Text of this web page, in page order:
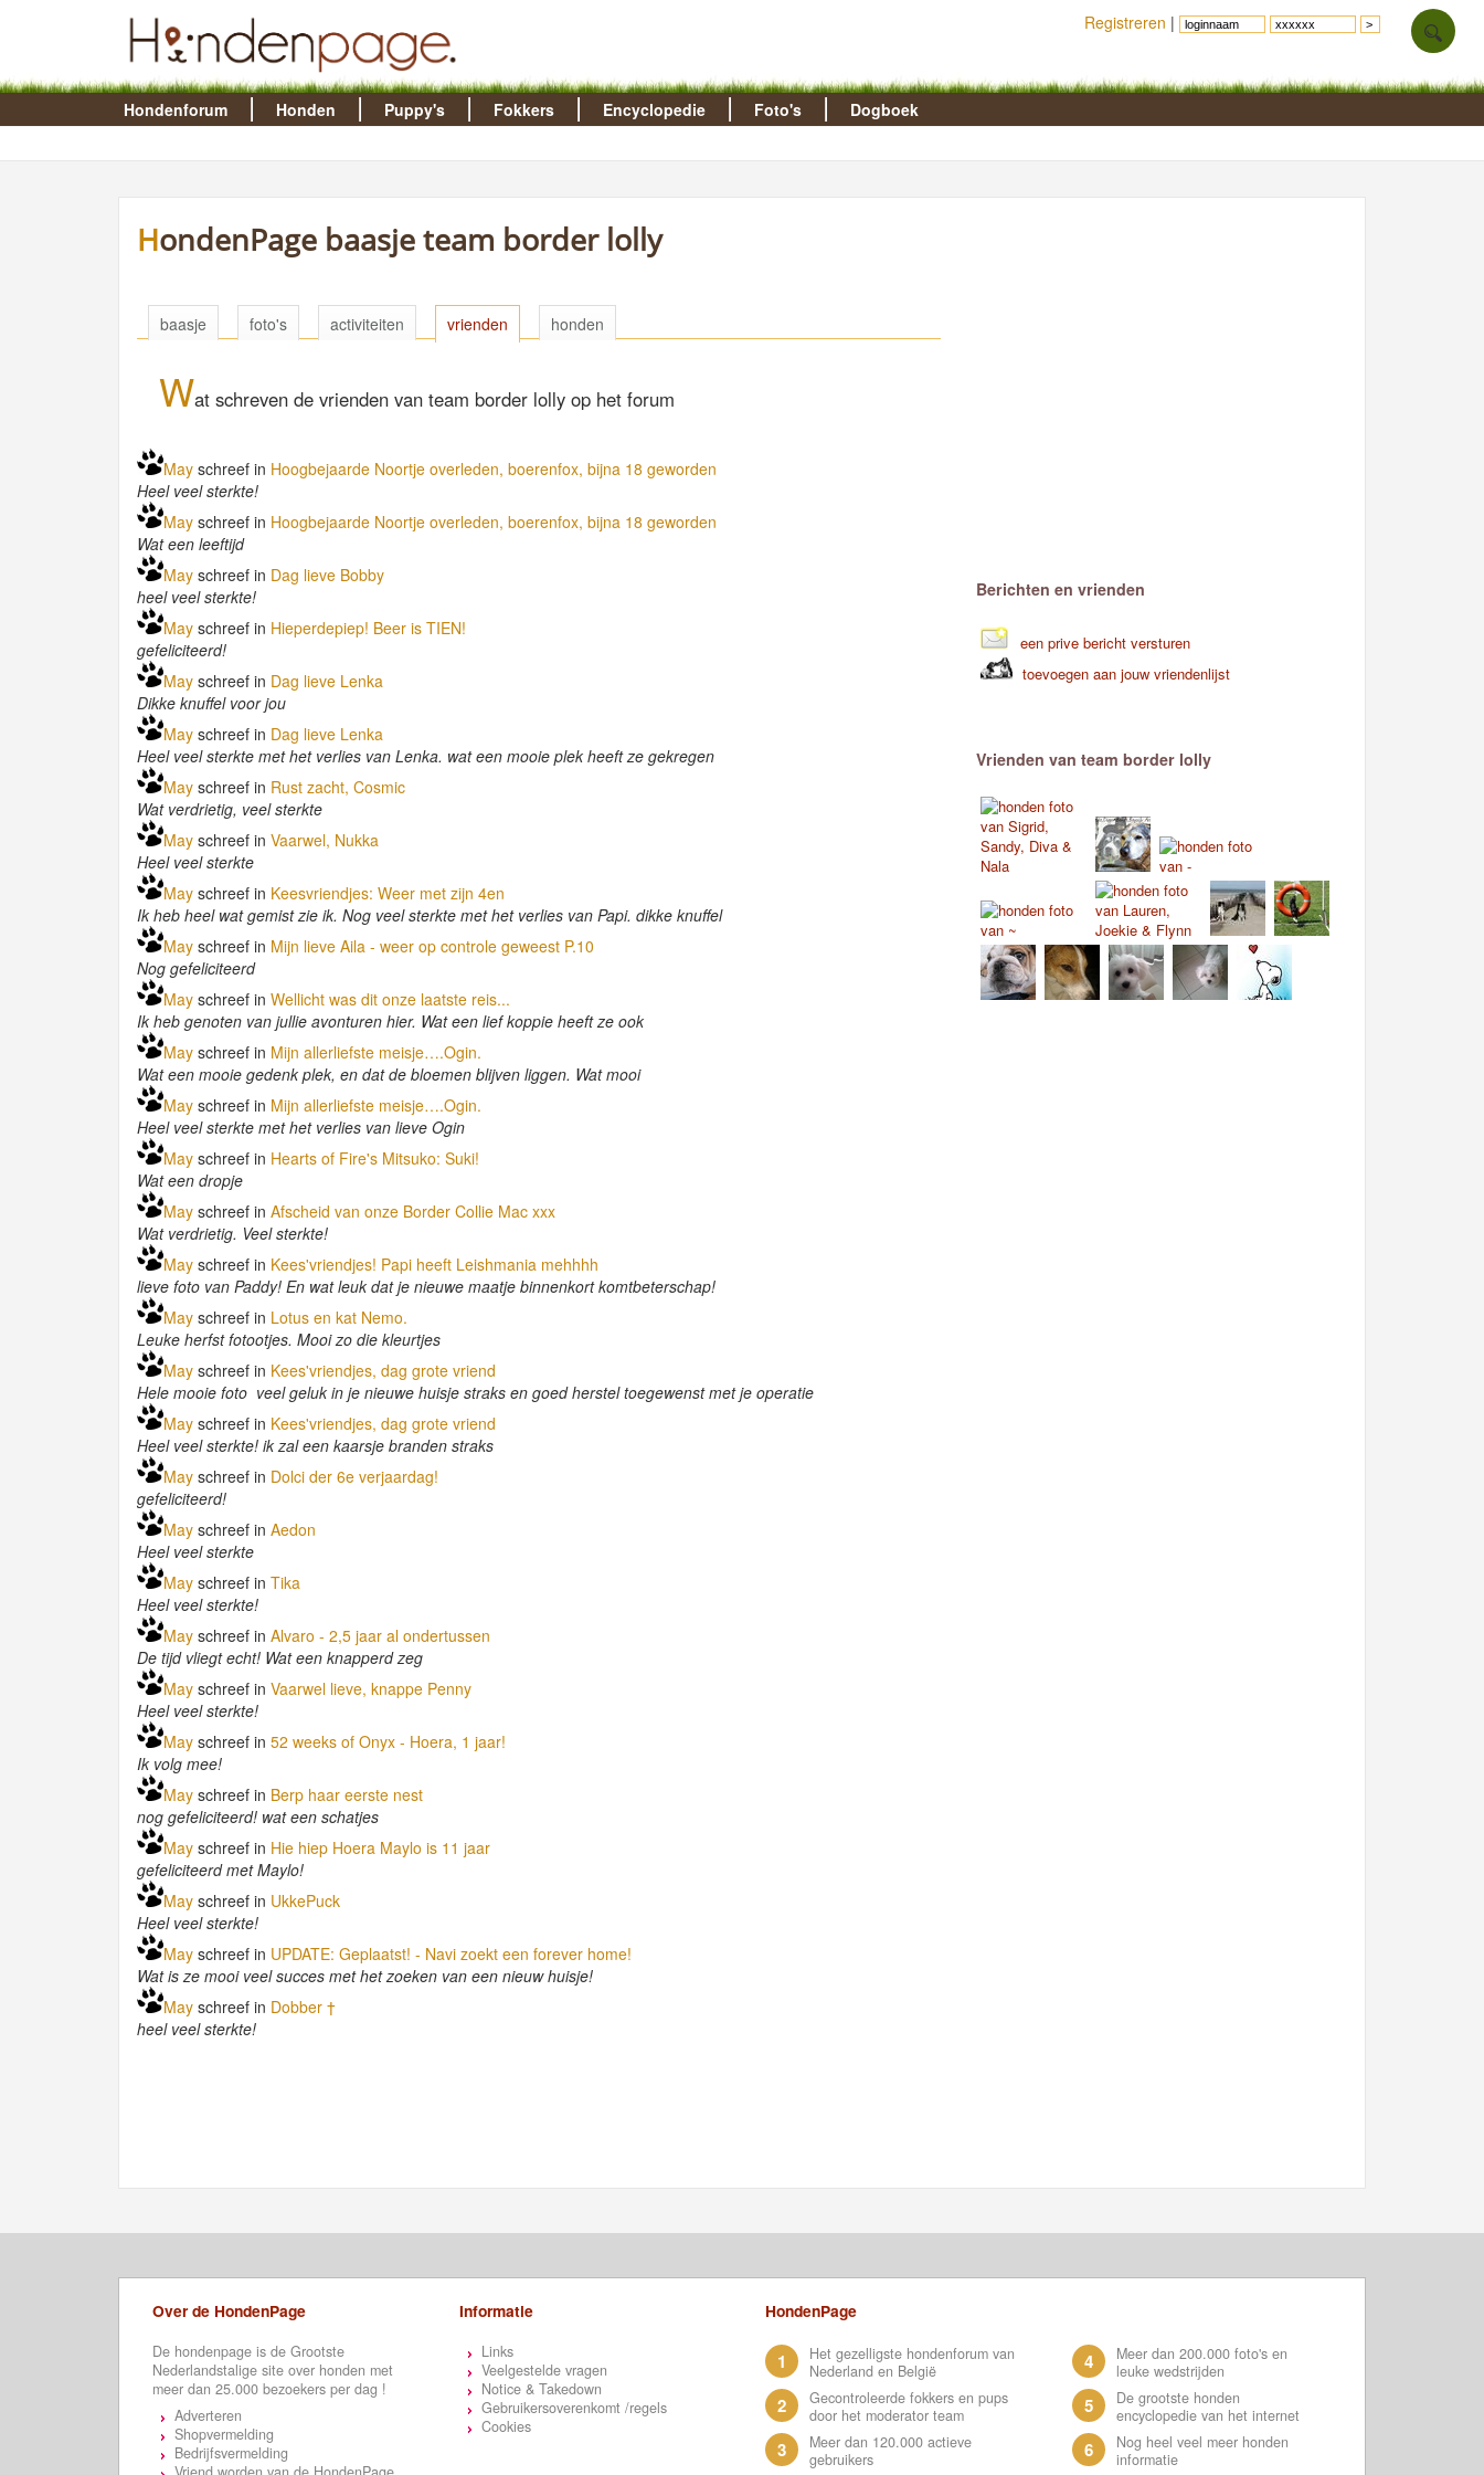
Hondenforum Honden Puppy's Fokkers Encyclopedie Foto's Dogboek
HondenPage baasje team border lolly
baasje foto's activiteiten vrienden honden
Wat schreven de vrienden van team border lolly op het forum
May schreef in Hoogbejaarde Noortje overleden, boerenfox, bijna 18 geworden
Heel veel sterkte!
May schreef in Hoogbejaarde Noortje overleden, boerenfox, bijna 18 geworden
Wat een leeftijd
May schreef in Dag lieve Bobby
heel veel sterkte!
May schreef in Hieperdepiep! Beer is TIEN!
gefeliciteerd!
May schreef in Dag lieve Lenka
Dikke knuffel voor jou
May schreef in Dag lieve Lenka
Heel veel sterkte met het verlies van Lenka. wat een mooie plek heeft ze gekregen
May schreef in Rust zacht, Cosmic
Wat verdrietig, veel sterkte
May schreef in Vaarwel, Nukka
Heel veel sterkte
May schreef in Keesvriendjes: Weer met zijn 4en
Ik heb heel wat gemist zie ik. Nog veel sterkte met het verlies van Papi. dikke knuffel
May schreef in Mijn lieve Aila - weer op controle geweest P.10
Nog gefeliciteerd
May schreef in Wellicht was dit onze laatste reis...
Ik heb genoten van jullie avonturen hier. Wat een lief koppie heeft ze ook
May schreef in Mijn allerliefste meisje….Ogin.
Wat een mooie gedenk plek, en dat de bloemen blijven liggen. Wat mooi
May schreef in Mijn allerliefste meisje….Ogin.
Heel veel sterkte met het verlies van lieve Ogin
May schreef in Hearts of Fire's Mitsuko: Suki!
Wat een dropje
May schreef in Afscheid van onze Border Collie Mac xxx
Wat verdrietig. Veel sterkte!
May schreef in Kees'vriendjes! Papi heeft Leishmania mehhhh
lieve foto van Paddy! En wat leuk dat je nieuwe maatje binnenkort komtbeterschap!
May schreef in Lotus en kat Nemo.
Leuke herfst fotootjes. Mooi zo die kleurtjes
May schreef in Kees'vriendjes, dag grote vriend
Hele mooie foto veel geluk in je nieuwe huisje straks en goed herstel toegewenst met je operatie
May schreef in Kees'vriendjes, dag grote vriend
Heel veel sterkte! ik zal een kaarsje branden straks
May schreef in Dolci der 6e verjaardag!
gefeliciteerd!
May schreef in Aedon
Heel veel sterkte
May schreef in Tika
Heel veel sterkte!
May schreef in Alvaro - 2,5 jaar al ondertussen
De tijd vliegt echt! Wat een knapperd zeg
May schreef in Vaarwel lieve, knappe Penny
Heel veel sterkte!
May schreef in 52 weeks of Onyx - Hoera, 1 jaar!
Ik volg mee!
May schreef in Berp haar eerste nest
nog gefeliciteerd! wat een schatjes
May schreef in Hie hiep Hoera Maylo is 11 jaar
gefeliciteerd met Maylo!
May schreef in UkkePuck
Heel veel sterkte!
May schreef in UPDATE: Geplaatst! - Navi zoekt een forever home!
Wat is ze mooi veel succes met het zoeken van een nieuw huisje!
May schreef in Dobber †
heel veel sterkte!
Berichten en vrienden
een prive bericht versturen
toevoegen aan jouw vriendenlijst
Vrienden van team border lolly
Registreren |
Over de HondenPage
De hondenpage is de Grootste
Nederlandstalige site over honden met
meer dan 25.000 bezoekers per dag !
Adverteren
Shopvermelding
Bedrijfsvermelding
Informatie
Links
Veelgestelde vragen
Notice & Takedown
Gebruikersoverenkomt /regels
Cookies
HondenPage
1
Het gezelligste hondenforum van
Nederland en België
2
Gecontroleerde fokkers en pups
door het moderator team
3
Meer dan 120.000 actieve
gebruikers
4
Meer dan 200.000 foto's en
leuke wedstrijden
5
De grootste honden
encyclopedie van het internet
6
Nog heel veel meer honden
informatie